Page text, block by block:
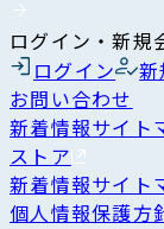
ログイン・新規
ログイン
お問い合わせ
新着情報サイト
ストア
新着情報サイト
個人情報保護方